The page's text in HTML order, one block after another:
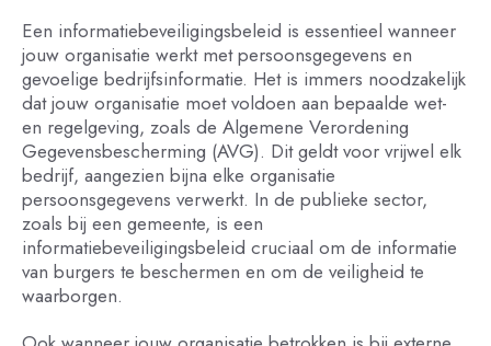
Een informatiebeveiligingsbeleid is essentieel wanneer
jouw organisatie werkt met persoonsgegevens en
gevoelige bedrijfsinformatie. Het is immers noodzakelijk
dat jouw organisatie moet voldoen aan bepaalde wet-
en regelgeving, zoals de Algemene Verordening
Gegevensbescherming (AVG). Dit geldt voor vrijwel elk
bedrijf, aangezien bijna elke organisatie
persoonsgegevens verwerkt. In de publieke sector,
zoals bij een gemeente, is een
informatiebeveiligingsbeleid cruciaal om de informatie
van burgers te beschermen en om de veiligheid te
waarborgen.